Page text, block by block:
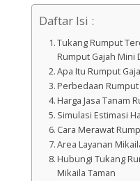
Daftar Isi :
Tukang Rumput
Rumput Gajah Mini
Apa Itu Rumput
Perbedaan Rumput
Harga Jasa Tanam
Simulasi Estimasi
Cara Merawat
Area Layanan
Hubungi Tukang
Mikaila Taman